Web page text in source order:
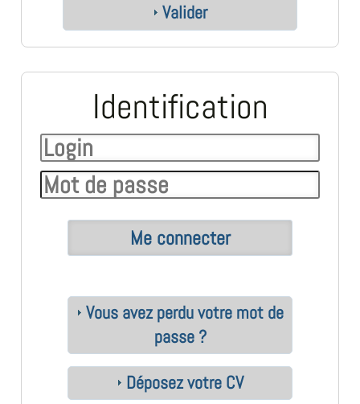
Valider
Identification
Vous avez perdu votre mot de
passe ?
Déposez votre CV